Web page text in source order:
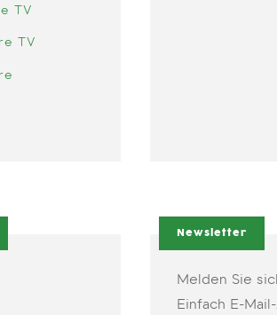
TV
TV
Newsletter
Melden Sie
Einfach E-